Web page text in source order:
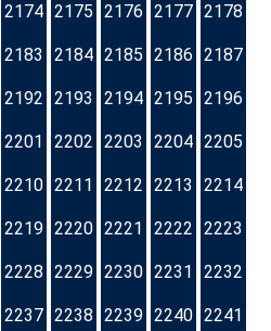
2174 2175 2176 2177 2178
2183 2184 2185 2186 2187
2192 2193 2194 2195 2196
2201 2202 2203 2204 2205
2210 2211 2212 2213 2214
2219 2220 2221 2222 2223
2228 2229 2230 2231 2232
2237 2238 2239 2240 2241